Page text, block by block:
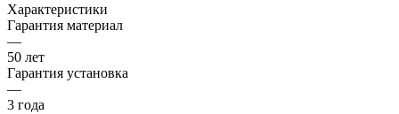
Характеристики
Гарантия материал
—
50 лет
Гарантия установка
—
3 года